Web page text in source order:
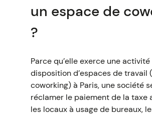
un espace de
?
Parce qu’elle exerce une
disposition d’espaces de travail
coworking) à Paris, une société
réclamer le paiement de la taxe
les locaux à usage de bureaux,